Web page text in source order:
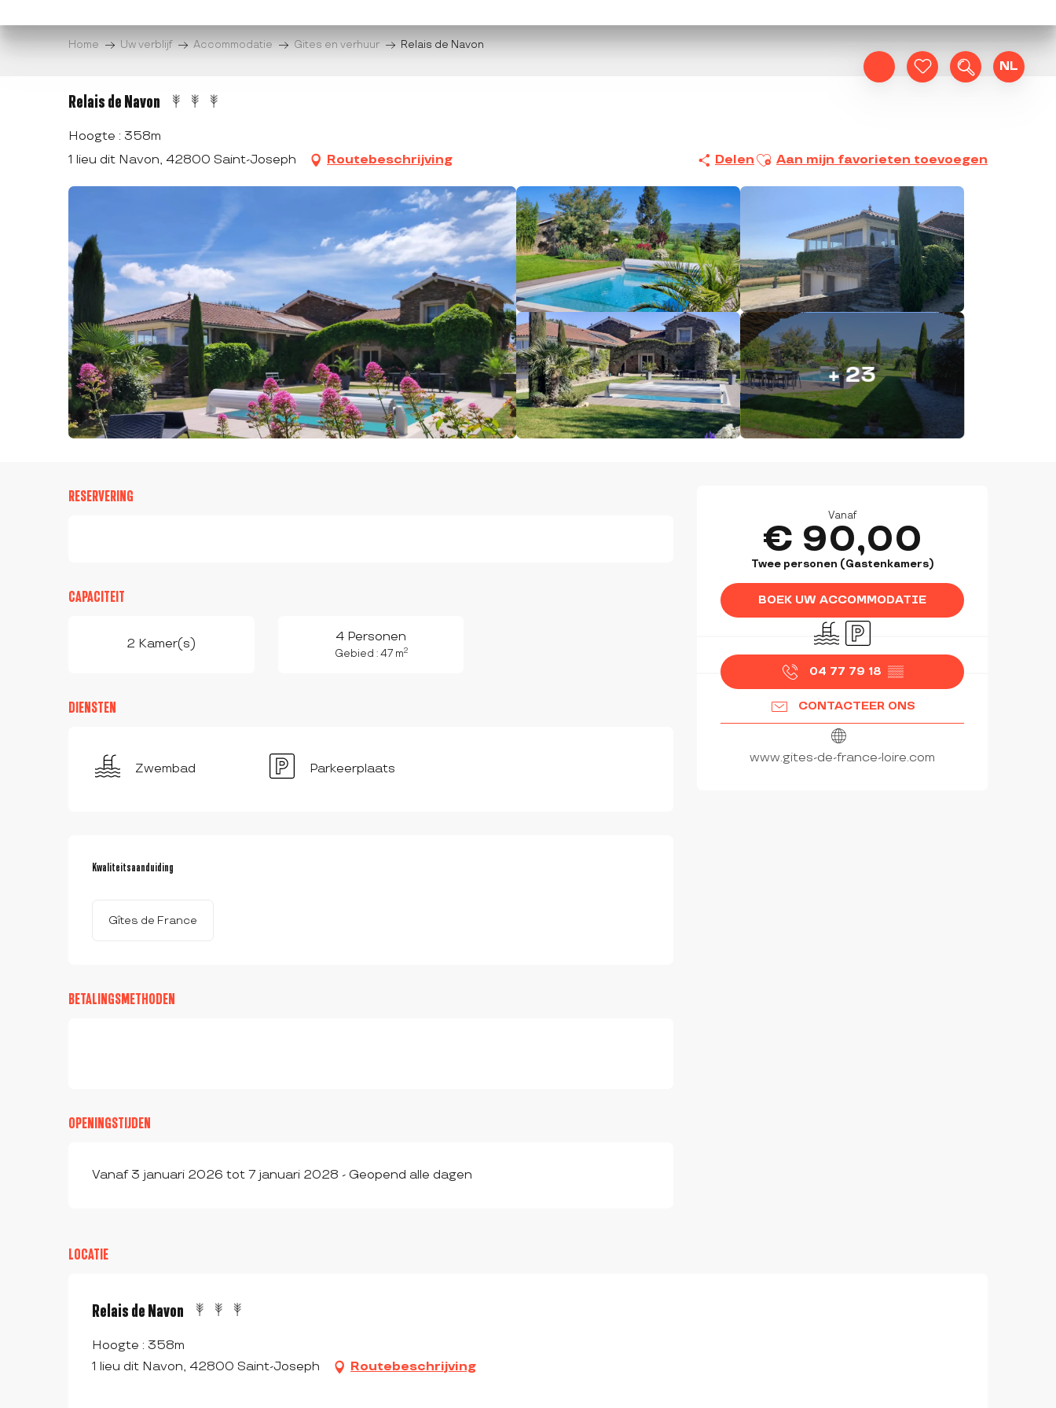
au
Zoek op
NL
Home Uw verblijf Accommodatie Gites en verhuur Relais de Navon
Relais de Navon
Hoogte : 358m
1 lieu dit Navon, 42800 Saint-Joseph
Routebeschrijving Delen Ajouter aux favoris
Aan mijn favorieten toevoegen
+ 23
OPENINGSTIJDEN EN
Vanaf
€ 90,00
Twee personen (Gastenkamers)
BOEK UW ACCOMMODATIE
ZwembadParkeerplaats
04 77 79 18 ▒▒
CONTACTEER ONS
www.gites-de-france-loire.com
RESERVERING
CAPACITEIT
2 Kamer(s) 4 Personen
Gebied : 47 m2
DIENSTEN
Zwembad Parkeerplaats
DIENSTVERLENING
Kwaliteitsaanduiding
Kwaliteitsaanduiding
Gîtes de France
BETALINGSMETHODEN
OPENINGSTIJDEN
Vanaf 3 januari 2026 tot 7 januari 2028 - Geopend alle dagen
LOCATIE
Relais de Navon
Hoogte : 358m
1 lieu dit Navon, 42800 Saint-Joseph
Routebeschrijving